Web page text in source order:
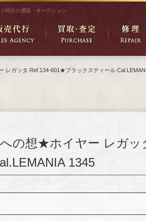
時計の通販・オークション
レガッタ Ref.134-601★ブラックスティール
の想★ホイヤー レガッ
1345